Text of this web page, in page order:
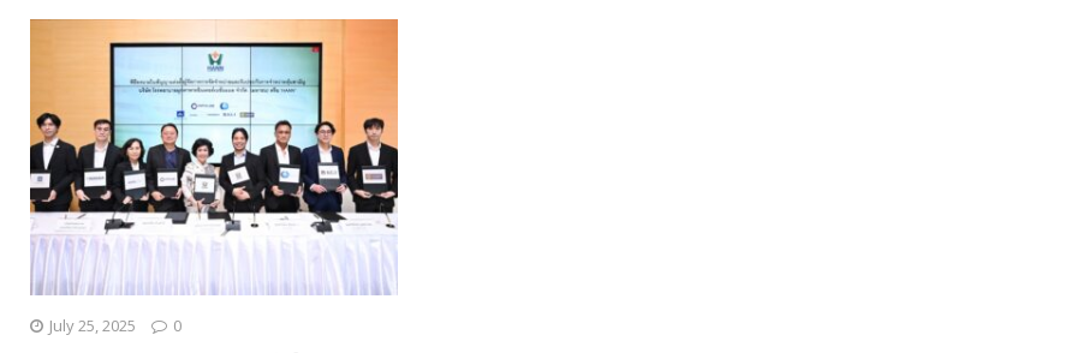
July 25, 2025 0